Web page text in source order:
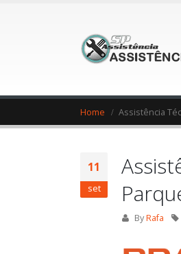
Home Assistência
11
set
ByRafa